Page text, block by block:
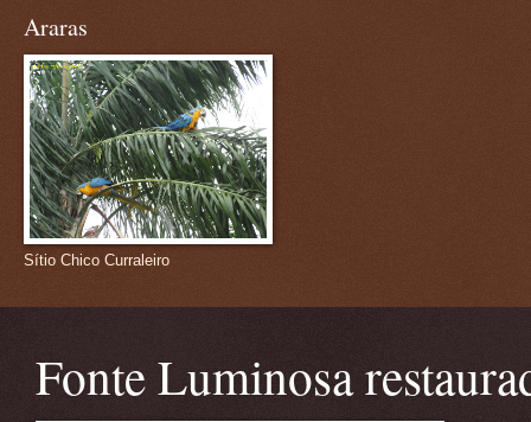
Araras
Sítio Chico Curraleiro
Fonte Luminosa